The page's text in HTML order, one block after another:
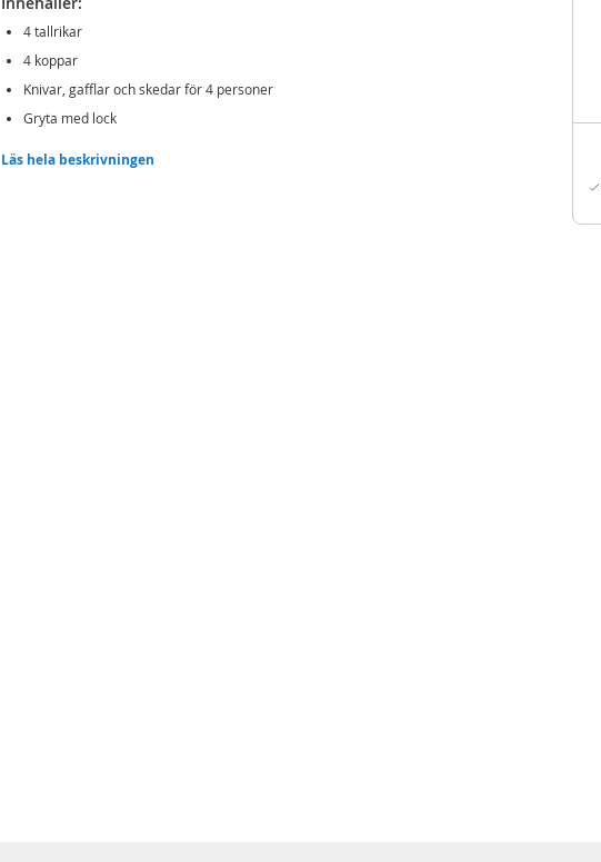
4 tallrikar
4 koppar
Knivar, gafflar och skedar för 4 personer
Gryta med lock
Detaljer:
Läs hela beskrivningen